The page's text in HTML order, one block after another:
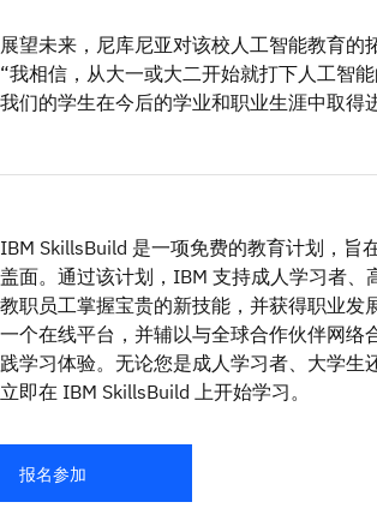
展望未来，尼库尼亚对该校人工智能教育的
“我相信，从大一或大二开始就打下人工智
我们的学生在今后的学业和职业生涯中取得
IBM SkillsBuild 是一项免费的教育计划，旨
盖面。通过该计划，IBM 支持成人学习者、
教职员工掌握宝贵的新技能，并获得职业发
一个在线平台，并辅以与全球合作伙伴网络
践学习体验。无论您是成人学习者、大学生
立即在 IBM SkillsBuild 上开始学习。
报名参加